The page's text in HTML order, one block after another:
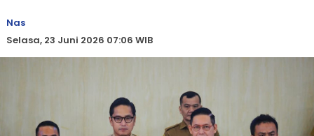
Nas
Selasa, 23 Juni 2026 07:06 WIB